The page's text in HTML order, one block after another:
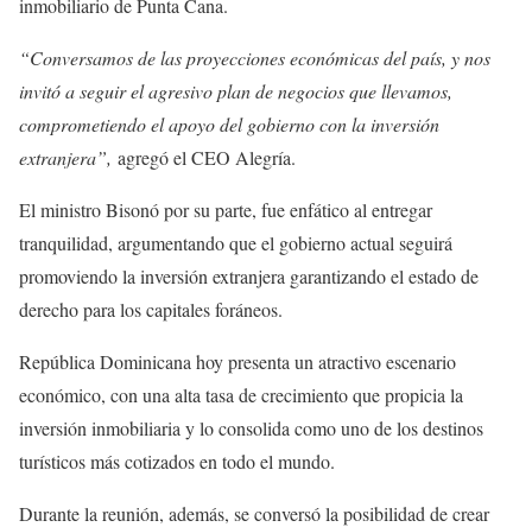
“Conversamos de las proyecciones económicas del país, y nos
invitó a seguir el agresivo plan de negocios que llevamos,
comprometiendo el apoyo del gobierno con la inversión
extranjera”, agregó el CEO Alegría.
El ministro Bisonó por su parte, fue enfático al entregar
tranquilidad, argumentando que el gobierno actual seguirá
promoviendo la inversión extranjera garantizando el estado de
derecho para los capitales foráneos.
República Dominicana hoy presenta un atractivo escenario
económico, con una alta tasa de crecimiento que propicia la
inversión inmobiliaria y lo consolida como uno de los destinos
turísticos más cotizados en todo el mundo.
Durante la reunión, además, se conversó la posibilidad de crear